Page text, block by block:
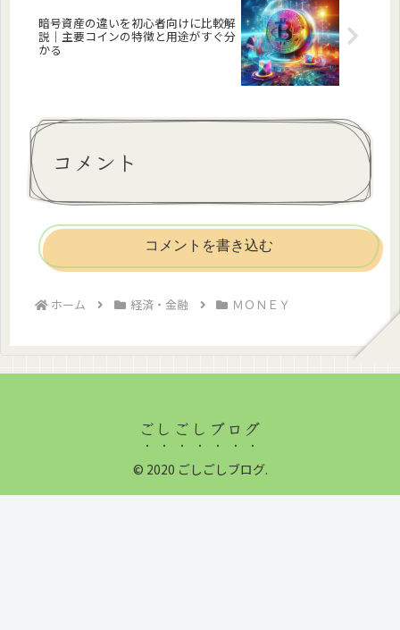
暗号資産の違いを初心者向けに比較解
説｜主要コインの特徴と用途がすぐ分
かる
コメント
コメントを書き込む
ホーム 経済・金融 ＭＯＮＥＹ
ごしごしブログ
© 2020 ごしごしブログ.